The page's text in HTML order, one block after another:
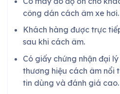
công dán cách âm xe hơi.
Khách hàng được trực
sau khi cách âm.
Có giấy chứng nhận đại
thương hiệu cách âm nổi
tin dùng và đánh giá cao.